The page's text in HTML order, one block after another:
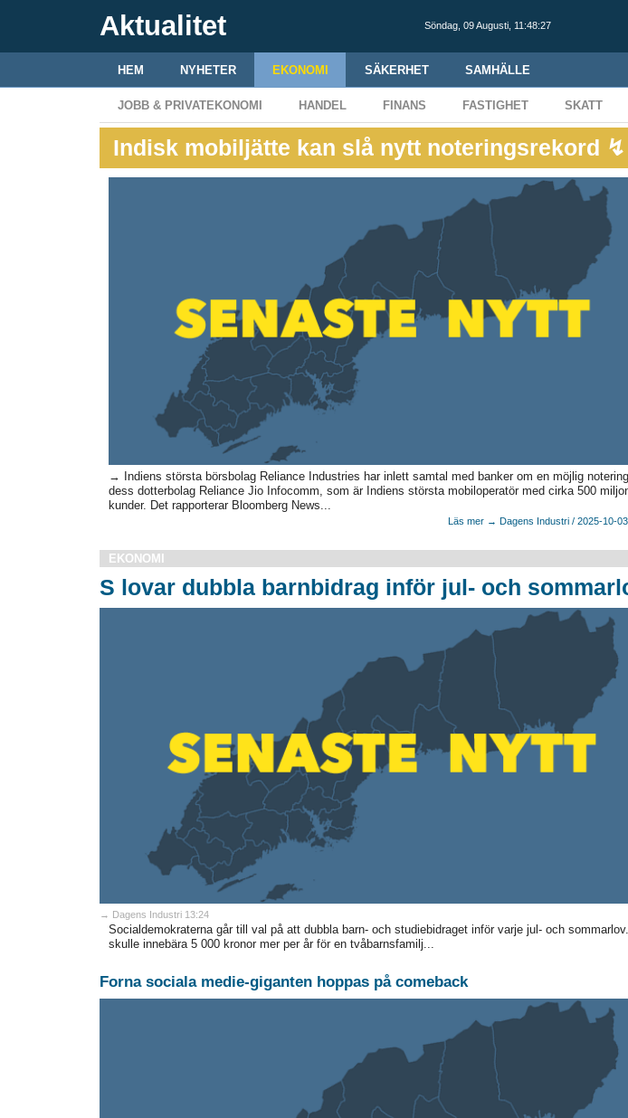
Aktualitet Söndag, 09 Augusti, 11:48:28
HEM NYHETER EKONOMI SÄKERHET SAMHÄLLE
JOBB & PRIVATEKONOMI HANDEL FINANS FASTIGHET SKATT
Indisk mobiljätte kan slå nytt noteringsrekord ↯
→ Indiens största börsbolag Reliance Industries har inlett samtal med banker om en möjlig
dess dotterbolag Reliance Jio Infocomm, som är Indiens största mobiloperatör med cirka 500
kunder. Det rapporterar Bloomberg News...
Läs mer → Dagens Industri / 2025-10-03
EKONOMI
S lovar dubbla barnbidrag inför jul- och
→ Dagens Industri 13:24
Socialdemokraterna går till val på att dubbla barn- och studiebidraget inför varje jul- och
skulle innebära 5 000 kronor mer per år för en tvåbarnsfamilj...
Forna sociala medie-giganten hoppas på comeback